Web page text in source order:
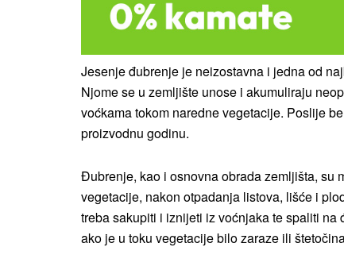
Jesenje đubrenje je neizostavna i jedna od
Njome se u zemljište unose i akumuliraju
voćkama tokom naredne vegetacije. Poslije
proizvodnu godinu.
Đubrenje, kao i osnovna obrada zemljišta, su
vegetacije, nakon otpadanja listova, lišće i
treba sakupiti i iznijeti iz voćnjaka te spaliti
ako je u toku vegetacije bilo zaraze ili